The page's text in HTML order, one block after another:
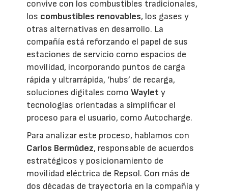
convive con los combustibles tradicionales,
los combustibles renovables, los gases y
otras alternativas en desarrollo. La
compañía está reforzando el papel de sus
estaciones de servicio como espacios de
movilidad, incorporando puntos de carga
rápida y ultrarrápida, ‘hubs’ de recarga,
soluciones digitales comoWaylety
tecnologías orientadas a simplificar el
proceso para el usuario, como Autocharge.
Para analizar este proceso, hablamos con
Carlos Bermúdez, responsable de acuerdos
estratégicos y posicionamiento de
movilidad eléctrica de Repsol. Con más de
dos décadas de trayectoria en la compañía y